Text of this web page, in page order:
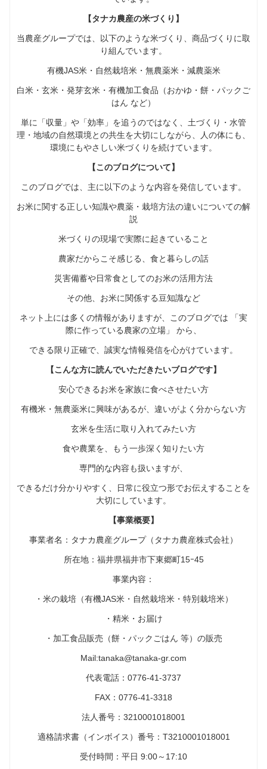
【タナカ農産の米づくり】
当農産グループでは、以下のような米づくり、商品づくりに取
り組んでいます。
有機JAS米・自然栽培米・無農薬米・減農薬米
白米・玄米・発芽玄米・有機加工食品（おかゆ・餅・パックご
はん など）
単に「収量」や「効率」を追うのではなく、土づくり・水管
理・地域の自然環境との共生を大切にしながら、人の体にも、
環境にもやさしい米づくりを続けています。
【このブログについて】
このブログでは、主に以下のような内容を発信しています。
お米に関する正しい知識や農薬・栽培方法の違いについての解
説
米づくりの現場で実際に起きていること
農家だからこそ感じる、食と暮らしの話
災害備蓄や日常食としてのお米の活用方法
その他、お米に関係する豆知識など
ネット上には多くの情報がありますが、このブログでは 「実
際に作っている農家の立場」 から、
できる限り正確で、誠実な情報発信を心がけています。
【こんな方に読んでいただきたいブログです】
安心できるお米を家族に食べさせたい方
有機米・無農薬米に興味があるが、違いがよく分からない方
玄米を生活に取り入れてみたい方
食や農業を、もう一歩深く知りたい方
専門的な内容も扱いますが、
できるだけ分かりやすく、日常に役立つ形でお伝えすることを
大切にしています。
【事業概要】
事業者名：タナカ農産グループ（タナカ農産株式会社）
所在地：福井県福井市下東郷町15ｰ45
事業内容：
・米の栽培（有機JAS米・自然栽培米・特別栽培米）
・精米・お届け
・加工食品販売（餅・パックごはん 等）の販売
Mail:tanaka@tanaka-gr.com
代表電話：0776-41-3737
FAX：0776-41-3318
法人番号：3210001018001
適格請求書（インボイス）番号：T3210001018001
受付時間：平日 9:00～17:10